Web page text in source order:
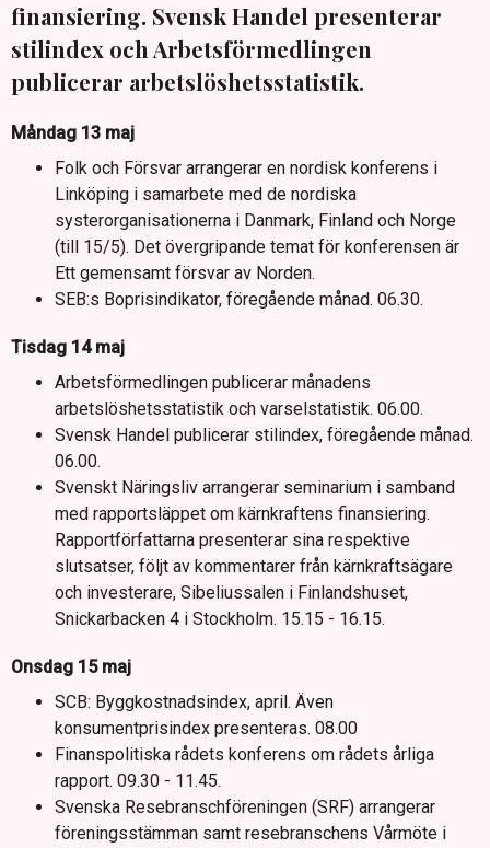
finansiering. Svensk Handel presenterar
stilindex och Arbetsförmedlingen
publicerar arbetslöshetsstatistik.
Måndag 13 maj
Folk och Försvar arrangerar en nordisk konferens i
Linköping i samarbete med de nordiska
systerorganisationerna i Danmark, Finland och Norge
(till 15/5). Det övergripande temat för konferensen är
Ett gemensamt försvar av Norden.
SEB:s Boprisindikator, föregående månad. 06.30.
Tisdag 14 maj
Arbetsförmedlingen publicerar månadens
arbetslöshetsstatistik och varselstatistik. 06.00.
Svensk Handel publicerar stilindex, föregående månad.
06.00.
Svenskt Näringsliv arrangerar seminarium i samband
med rapportsläppet om kärnkraftens finansiering.
Rapportförfattarna presenterar sina respektive
slutsatser, följt av kommentarer från kärnkraftsägare
och investerare, Sibeliussalen i Finlandshuset,
Snickarbacken 4 i Stockholm. 15.15 - 16.15.
Onsdag 15 maj
SCB: Byggkostnadsindex, april. Även
konsumentprisindex presenteras. 08.00
Finanspolitiska rådets konferens om rådets årliga
rapport. 09.30 - 11.45.
Svenska Resebranschföreningen (SRF) arrangerar
föreningsstämman samt resebranschens Vårmöte i